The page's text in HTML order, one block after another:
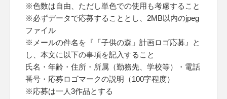
※色数は自由、ただし単色での使用も考慮すること
※必ずデータで応募することとし、2MB以内のjpeg
ファイル
※メールの件名を『「子供の森」計画ロゴ応募』と
し、本文に以下の事項を記入すること
氏名・年齢・住所・所属（勤務先、学校等）・電話
番号・応募ロゴマークの説明（100字程度）
※応募は一人3作品とする